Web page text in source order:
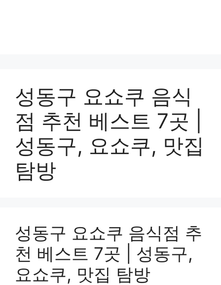
성동구 요쇼쿠 음식
점 추천 베스트 7곳 |
성동구, 요쇼쿠, 맛집
탐방
성동구 요쇼쿠 음식점 추
천 베스트 7곳 | 성동구,
요쇼쿠, 맛집 탐방